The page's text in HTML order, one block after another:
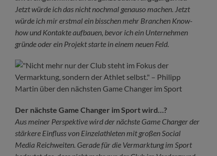
Jetzt würde ich das nicht nochmal genauso machen. Jetzt
würde ich mir erstmal ein bisschen mehr Branchen Know-
how und Kontakte aufbauen, bevor ich ein Unternehmen
gründe oder ein Projekt starte in einem neuen Feld.
Der nächste Game Changer im Sport wird…?
Aus meiner Perspektive wird der nächste Game Changer der
stärkere Einfluss von Einzelathleten mit großen Social
Media Reichweiten. Gerade für die Vermarktung im Sport